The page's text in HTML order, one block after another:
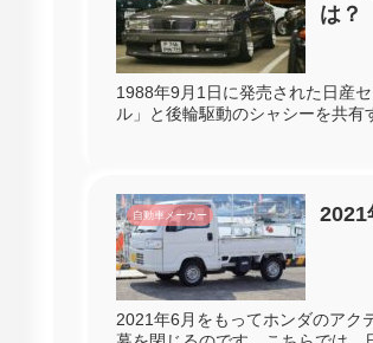
は？
1988年9月1日に発売された日産
ル」と後輪駆動のシャシーを共有
自動車メーカー 2021
2021年6月をもってホンダのアク